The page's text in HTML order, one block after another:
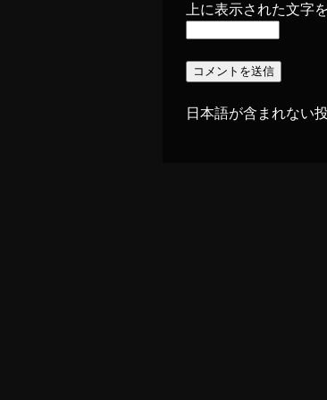
上に表示された文字
日本語が含まれない